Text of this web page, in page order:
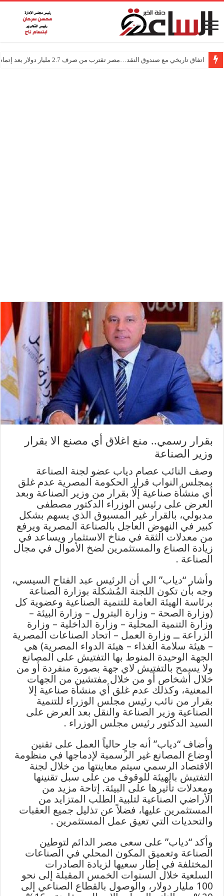
اتفاق تاريخي مع صندوق النقد…مصر تقترب من صرف 2.7 مليار دولار بعد إتمام المراجعتين
بقرار رسمي.. منع اغلاق أي مصنع الا بقرار
وزير الصناعة
وصف النائب عصام دياب عضو لجنة الصناعة
بمجلس النواب قرار الحكومة المصرية عدم غلق
أي منشأة صناعية إلّا بقرار من وزير الصناعة وبعد
العرض على رئيس الوزراء الدكتور مصطفى
مدبولي، بالقرار غير المسبوق الذي يسهم بشكل
كبير في النهوض العاجل بالصناعة المصرية ويرفع
من معدلات الثقة في مناخ الاستثمار ويساعد في
زيادة الصناع والمستثمرين لضخ الأموال في مجال
الصناعة .
وأشار “دياب” الي أن الرئيس عبد الفتاح السيسي،
وجه بأن تكون اللجنة المُشكلة بوزارة الصناعة
برئاسة الهيئة العامة للتنمية الصناعية وعضوية كل
(وزارة الصحة – وزارة البترول – وزارة البيئة –
وزارة التنمية المحلية – وزارة الداخلية – وزارة
الزراعة ــ وزارة العمل – اتحاد الصناعات المصرية
– هيئة سلامة الغذاء – هيئة الدواء المصرية) هي
الجهة الوحيدة المنوط بها التفتيش على المصانع
ولا يسمح بالتفتيش لاي جهة بصورة منفردة أو من
خلال أشخاص أو من خلال مفتشين من الجهات
المعنية، وكذلك عدم غلق أي منشأة صناعية إلا
بقرار من نائب رئيس مجلس الوزراء للتنمية
الصناعية وزير الصناعة والنقل بعد العرض على
السيد الدكتور رئيس مجلس الوزراء .
وأضاف “دياب” أنه جارٍ حالياً العمل على تقنين
أوضاع المصانع غير الرسمية لإدماجها في منظومة
الاقتصاد الرسمي سيتم معاينتها من خلال لجنة
التفتيش بالهيئة للوقوف من على سبل تقنينها
ومعدلات تأثيرها على البيئة. إتاحة مزيد من
الأراضي الصناعية لتلبية الطلب المتزايد من
المستثمرين عليها، فضلاً عن تذليل جميع العقبات
والتحديات التي تعيق عمل المستثمرين .
وأكد “دياب” على سعى مصر الدائم لتوطين
الصناعة وتعميق المكون المحلي في الصناعات
المختلفة في إطار سعيها لزيادة الصادرات
السلعية خلال السنوات الخمس المقبلة إلى نحو
100 مليار دولار، والوصول بالقطاع الصناعي إلى